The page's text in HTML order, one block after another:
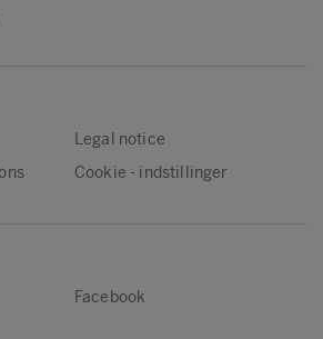
Legal notice
Cookie - indstillinger
Facebook